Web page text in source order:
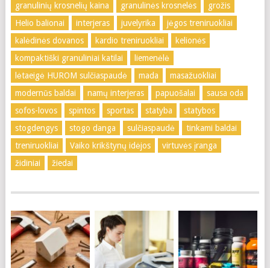
granulinių krosnelių kaina
granulinės krosnelės
grožis
Helio balionai
interjeras juvelyrika
jėgos treniruokliai
kalėdinės dovanos
kardio treniruokliai
kelionės
kompaktiški granuliniai katilai
liemenėlė
lėtaeigė HUROM sulčiaspaudė
mada
masažuokliai
modernūs baldai
namų interjeras papuošalai
sausa oda
sofos-lovos
spintos sportas statyba
statybos
stogdengys
stogo danga sulčiaspaudė
tinkami baldai
treniruokliai
Vaiko krikštynų idėjos
virtuvės įranga
židiniai
žiedai